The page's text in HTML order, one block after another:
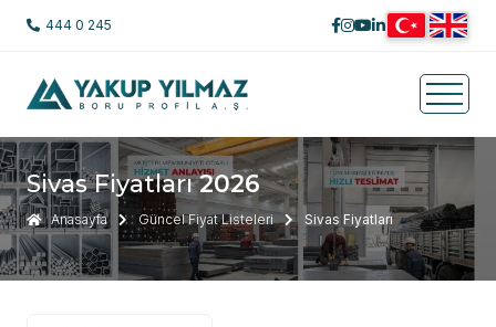
444 0 245
Sivas Fiyatları2026
Anasayfa Güncel Fiyat Listeleri Sivas Fiyatları